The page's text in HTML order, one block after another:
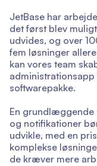
JetBase har
det først blev
udvides, og over
fem løsninger
kan vores team
softwarepakke.
En grundlæggende
og notifikationer
udvikle, med en
komplekse
de kræver mere